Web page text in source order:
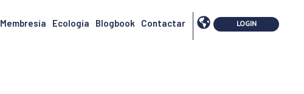
Membresía Ecología Blogbook Contactar